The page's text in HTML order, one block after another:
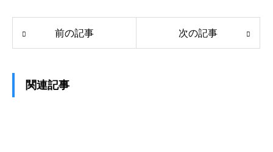
前の記事 次の記事
関連記事